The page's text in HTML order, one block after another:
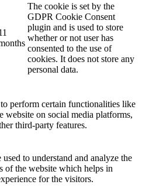
The cookie is set by the
GDPR Cookie Consent
plugin and is used to store
whether or not user has
consented to the use of
cookies. It does not store any
personal data.
perform certain functionalities like
website on social media platforms,
third-party features.
to understand and analyze the
of the website which helps in
for the visitors.